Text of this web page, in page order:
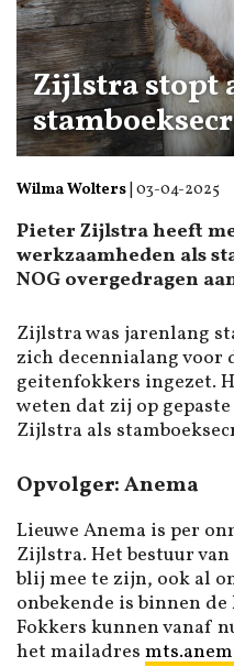
Zijlstra stopt
Wilma Wolters 03-04-2025
Pieter Zijlstra heeft
werkzaamheden als
NOG overgedragen
Zijlstra was jarenlang
zich decennialang voor
geitenfokkers ingezet.
weten dat zij op
Zijlstra als
Opvolger: Anema
Lieuwe Anema is per
Zijlstra. Het bestuur
blij mee te zijn, ook al
onbekende is binnen de
Fokkers kunnen vanaf
het mailadres